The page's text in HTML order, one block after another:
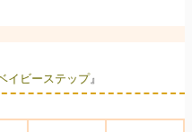
イビーステップ』